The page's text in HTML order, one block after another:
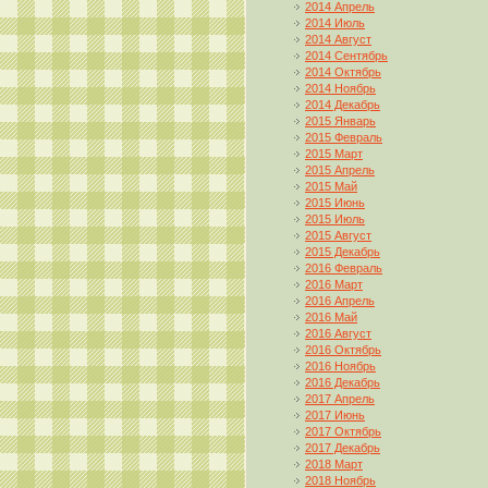
2014 Апрель
2014 Июль
2014 Август
2014 Сентябрь
2014 Октябрь
2014 Ноябрь
2014 Декабрь
2015 Январь
2015 Февраль
2015 Март
2015 Апрель
2015 Май
2015 Июнь
2015 Июль
2015 Август
2015 Декабрь
2016 Февраль
2016 Март
2016 Апрель
2016 Май
2016 Август
2016 Октябрь
2016 Ноябрь
2016 Декабрь
2017 Апрель
2017 Июнь
2017 Октябрь
2017 Декабрь
2018 Март
2018 Ноябрь